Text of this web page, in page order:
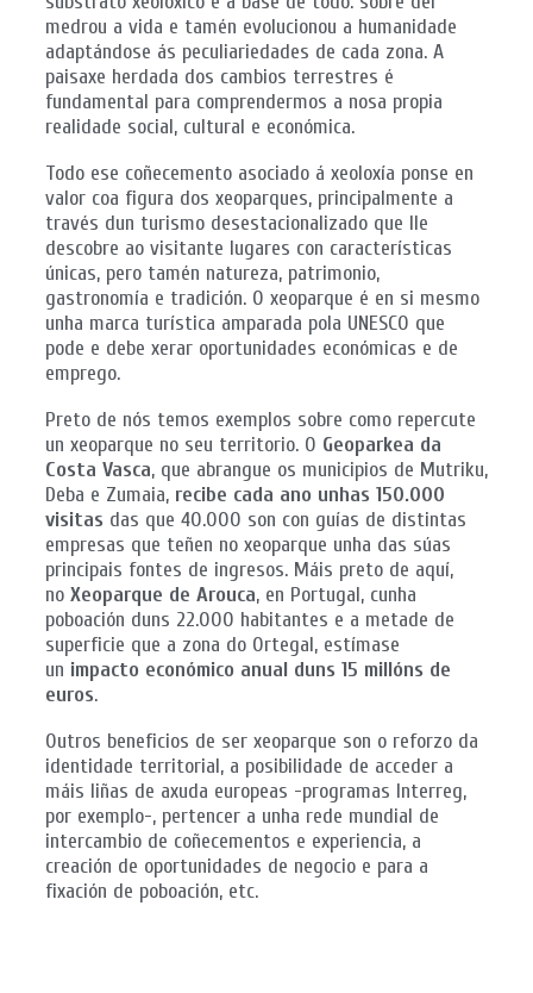
medrou a vida e tamén evolucionou a humanidade
adaptándose ás peculiariedades de cada zona. A
paisaxe herdada dos cambios terrestres é
fundamental para comprendermos a nosa propia
realidade social, cultural e económica.
Todo ese coñecemento asociado á xeoloxía ponse en
valor coa figura dos xeoparques, principalmente a
través dun turismo desestacionalizado que lle
descobre ao visitante lugares con características
únicas, pero tamén natureza, patrimonio,
gastronomía e tradición. O xeoparque é en si mesmo
unha marca turística amparada pola UNESCO que
pode e debe xerar oportunidades económicas e de
emprego.
Preto de nós temos exemplos sobre como repercute
un xeoparque no seu territorio. O Geoparkea da
Costa Vasca, que abrangue os municipios de Mutriku,
Deba e Zumaia, recibe cada ano unhas 150.000
visitas das que 40.000 son con guías de distintas
empresas que teñen no xeoparque unha das súas
principais fontes de ingresos. Máis preto de aquí,
no Xeoparque de Arouca, en Portugal, cunha
poboación duns 22.000 habitantes e a metade de
superficie que a zona do Ortegal, estímase
un impacto económico anual duns 15 millóns de
euros.
Outros beneficios de ser xeoparque son o reforzo da
identidade territorial, a posibilidade de acceder a
máis liñas de axuda europeas -programas Interreg,
por exemplo-, pertencer a unha rede mundial de
intercambio de coñecementos e experiencia, a
creación de oportunidades de negocio e para a
fixación de poboación, etc.